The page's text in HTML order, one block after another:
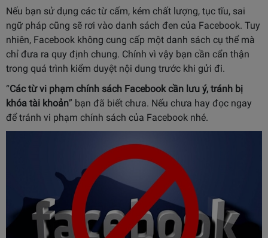
Nếu bạn sử dụng các từ cấm, kém chất lượng, tục tĩu, sai
ngữ pháp cũng sẽ rơi vào danh sách đen của Facebook. Tuy
nhiên, Facebook không cung cấp một danh sách cụ thể mà
chỉ đưa ra quy định chung. Chính vì vậy bạn cần cẩn thận
trong quá trình kiểm duyệt nội dung trước khi gửi đi.
“Các từ vi phạm chính sách Facebook cần lưu ý, tránh bị
khóa tài khoản” bạn đã biết chưa. Nếu chưa hay đọc ngay
để tránh vi phạm chính sách của Facebook nhé.